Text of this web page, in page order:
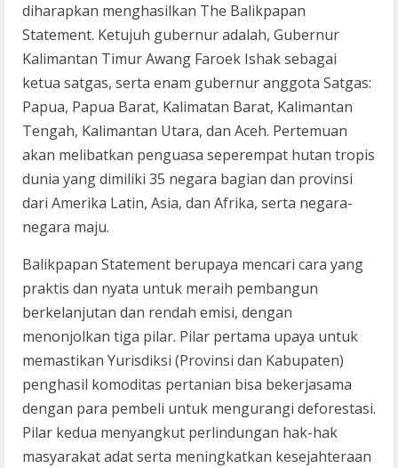
diharapkan menghasilkan The Balikpapan
Statement. Ketujuh gubernur adalah, Gubernur
Kalimantan Timur Awang Faroek Ishak sebagai
ketua satgas, serta enam gubernur anggota Satgas:
Papua, Papua Barat, Kalimatan Barat, Kalimantan
Tengah, Kalimantan Utara, dan Aceh. Pertemuan
akan melibatkan penguasa seperempat hutan tropis
dunia yang dimiliki 35 negara bagian dan provinsi
dari Amerika Latin, Asia, dan Afrika, serta negara-
negara maju.
Balikpapan Statement berupaya mencari cara yang
praktis dan nyata untuk meraih pembangun
berkelanjutan dan rendah emisi, dengan
menonjolkan tiga pilar. Pilar pertama upaya untuk
memastikan Yurisdiksi (Provinsi dan Kabupaten)
penghasil komoditas pertanian bisa bekerjasama
dengan para pembeli untuk mengurangi deforestasi.
Pilar kedua menyangkut perlindungan hak-hak
masyarakat adat serta meningkatkan kesejahteraan